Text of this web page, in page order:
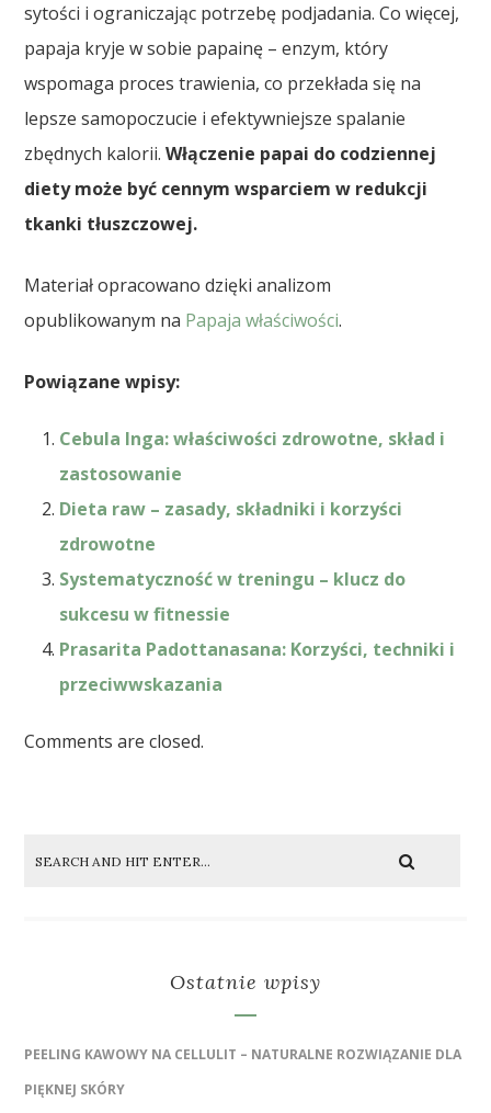
sytości i ograniczając potrzebę podjadania. Co więcej,
papaja kryje w sobie papainę – enzym, który
wspomaga proces trawienia, co przekłada się na
lepsze samopoczucie i efektywniejsze spalanie
zbędnych kalorii.Włączenie papai do codziennej
diety może być cennym wsparciem w redukcji
tkanki tłuszczowej.
Materiał opracowano dzięki analizom
opublikowanym na Papaja właściwości.
Powiązane wpisy:
Cebula Inga: właściwości zdrowotne, skład i
zastosowanie
Dieta raw – zasady, składniki i korzyści
zdrowotne
Systematyczność w treningu – klucz do
sukcesu w fitnessie
Prasarita Padottanasana: Korzyści, techniki i
przeciwwskazania
Comments are closed.
Ostatnie wpisy
PEELING KAWOWY NA CELLULIT – NATURALNE ROZWIĄZANIE DLA
PIĘKNEJ SKÓRY